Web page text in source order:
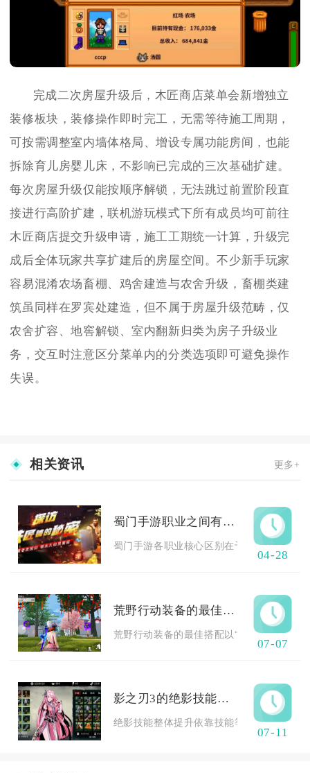
完成二次房屋升级后，木匠商店菜单会新增独立
装修板块，装修操作即时完工，无需等待施工周期，
可按需调整室内墙体格局、增设专属功能房间，也能
拆除育儿房婴儿床，不影响已完成的三次基础扩建。
每次房屋升级仅能按顺序解锁，无法跳过前置阶段直
接进行高阶扩建，联机游玩模式下所有成员均可前往
木匠商店提交升级申请，施工工期统一计算，升级完
成后全体玩家共享扩建后的房屋空间。不少新手玩家
容易混淆农场畜棚、鸡舍建造与农舍升级，畜棚类建
筑虽同样在罗宾处建造，但不属于房屋升级范畴，仅
农舍扩容、地窖解锁、室内翻新归类为房子升级业
务，交互时注意区分菜单内的分类选项即可避免操作
失误。
相关资讯 更多+
蜀门手游职业之间有什么区别
蜀门手游各职业核心区别在于定位、战斗
04-28
荒野行动装备的最佳搭配方式是什么
荒野行动装备的最佳搭配以“步枪+冲锋枪/
07-07
影之刃3的绝影技能如何提升
绝影技能整体提升依靠技能等级定向加点
07-11